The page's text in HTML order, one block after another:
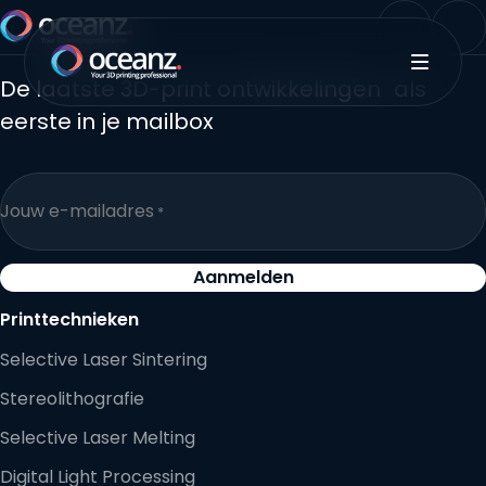
Direct naar content
Terug naar de startpagina Menu
Terug naar de startpagina
De laatste 3D-print ontwikkelingen als
eerste in je mailbox
Jouw e-mailadres *
Aanmelden
Printtechnieken
Selective Laser Sintering
Stereolithografie
Selective Laser Melting
Digital Light Processing